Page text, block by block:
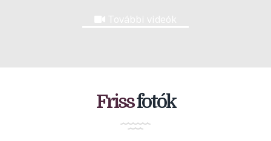
Frissfotók